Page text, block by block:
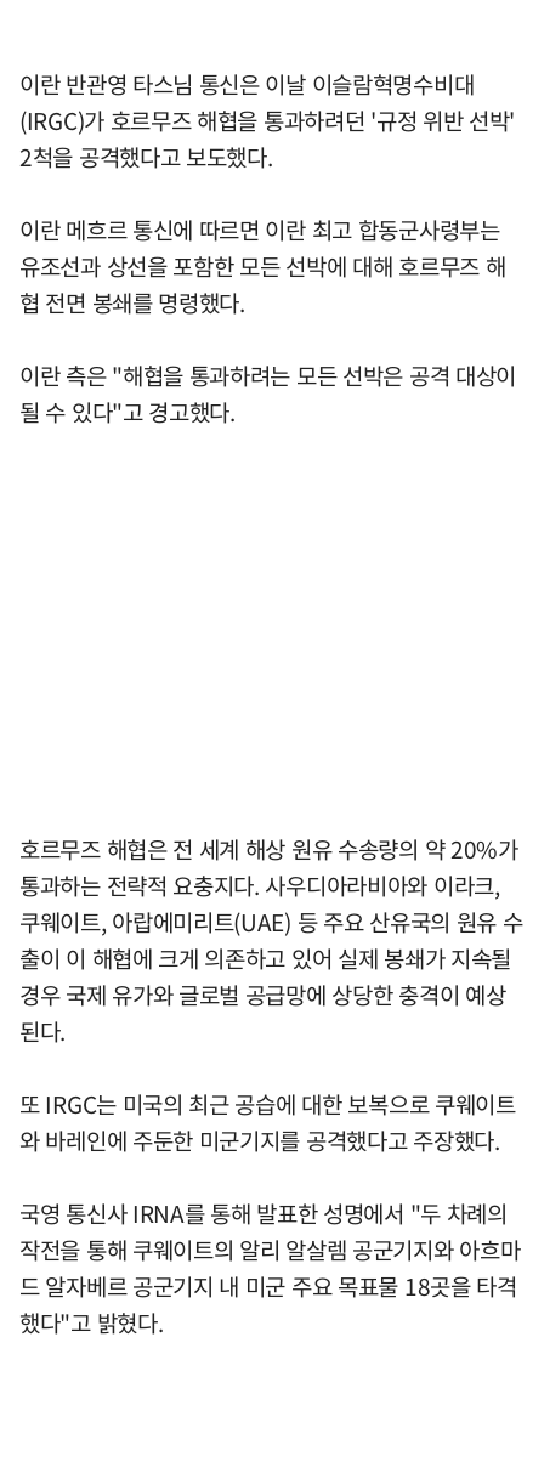
이란 반관영 타스님 통신은 이날 이슬람혁명수비대
(IRGC)가 호르무즈 해협을 통과하려던 '규정 위반 선박'
2척을 공격했다고 보도했다.
이란 메흐르 통신에 따르면 이란 최고 합동군사령부는
유조선과 상선을 포함한 모든 선박에 대해 호르무즈 해
협 전면 봉쇄를 명령했다.
이란 측은 "해협을 통과하려는 모든 선박은 공격 대상이
될 수 있다"고 경고했다.
호르무즈 해협은 전 세계 해상 원유 수송량의 약 20%가
통과하는 전략적 요충지다. 사우디아라비아와 이라크,
쿠웨이트, 아랍에미리트(UAE) 등 주요 산유국의 원유 수
출이 이 해협에 크게 의존하고 있어 실제 봉쇄가 지속될
경우 국제 유가와 글로벌 공급망에 상당한 충격이 예상
된다.
또 IRGC는 미국의 최근 공습에 대한 보복으로 쿠웨이트
와 바레인에 주둔한 미군기지를 공격했다고 주장했다.
국영 통신사 IRNA를 통해 발표한 성명에서 "두 차례의
작전을 통해 쿠웨이트의 알리 알살렘 공군기지와 아흐마
드 알자베르 공군기지 내 미군 주요 목표물 18곳을 타격
했다"고 밝혔다.